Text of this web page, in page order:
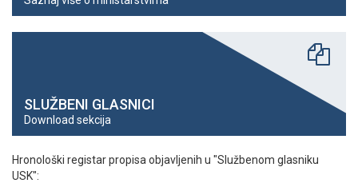
SLUŽBENI GLASNICI
Download sekcija
Hronološki registar propisa objavljenih u "Službenom glasniku
USK":